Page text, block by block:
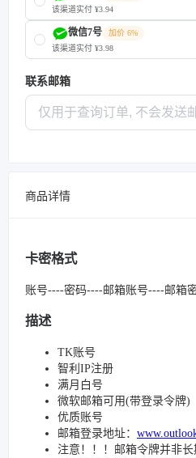
该渠道实付 ¥3.94
微信7号
加价 6%
该渠道实付 ¥3.98
联系邮箱
商品详情
卡密格式
账号----密码----邮箱账号----邮箱
描述
TK账号
智利IP注册
满月白号
微软邮箱可用(带登录令牌)
优质账号
邮箱登录地址：
注意！！！邮箱令牌并非